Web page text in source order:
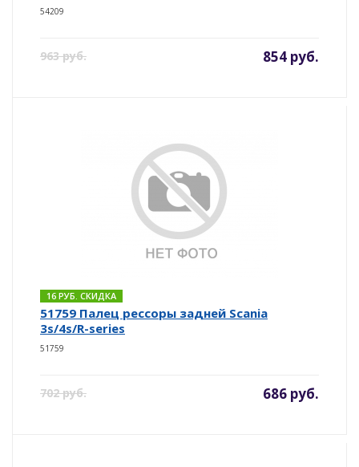
54209
963 руб. 854 руб.
16 РУБ. СКИДКА
51759 Палец рессоры задней Scania
3s/4s/R-series
51759
702 руб. 686 руб.